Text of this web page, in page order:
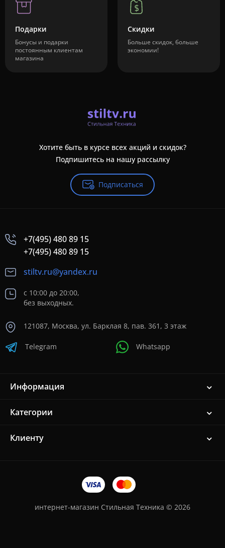
Подарки
Бонусы и подарки
постоянным клиентам
магазина
Скидки
Больше скидок, больше
экономии!
Хотите быть в курсе всех акций и скидок?
Подпишитесь на нашу рассылку
Подписаться
+7(495) 480 89 15
+7(495) 480 89 15
stiltv.ru@yandex.ru
с 10:00 до 20:00,
без выходных.
121087, Москва, ул. Барклая 8, пав. 361, 3 этаж
Telegram Whatsapp
Информация
Категории
Клиенту
интернет-магазин Стильная Техника © 2026